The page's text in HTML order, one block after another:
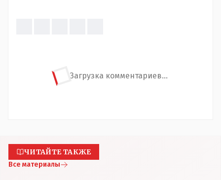
Загрузка комментариев...
ЧИТАЙТЕ ТАКЖЕ
Все материалы